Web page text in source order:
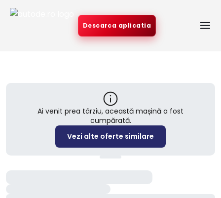
Descarca aplicatia
Ai venit prea târziu, această mașină a fost
cumpărată.
Vezi alte oferte similare